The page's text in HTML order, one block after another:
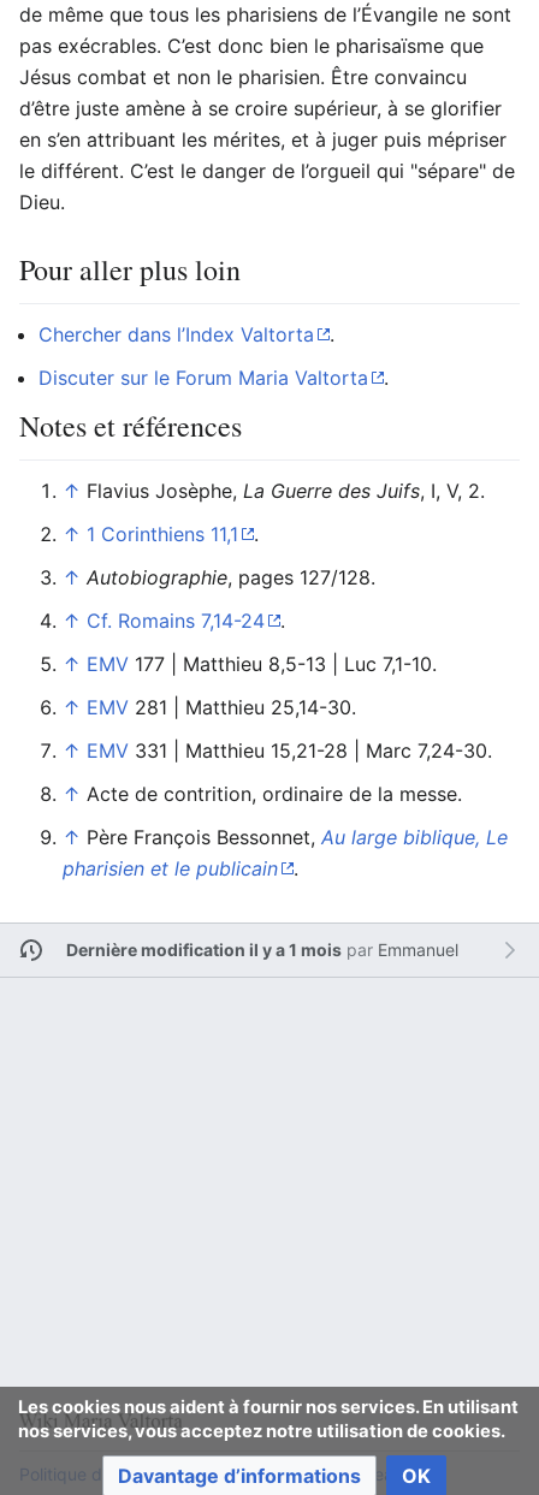
de même que tous les pharisiens de l’Évangile ne sont
pas exécrables. C’est donc bien le pharisaïsme que
Jésus combat et non le pharisien. Être convaincu
d’être juste amène à se croire supérieur, à se glorifier
en s’en attribuant les mérites, et à juger puis mépriser
le différent. C’est le danger de l’orgueil qui "sépare" de
Dieu.
Pour aller plus loin
Chercher dans l’Index Valtorta
.
Discuter sur le Forum Maria Valtorta
.
Notes et références
↑ Flavius Josèphe, La Guerre des Juifs, I, V, 2.
↑ 1 Corinthiens 11,1
.
↑ Autobiographie, pages 127/128.
↑ Cf. Romains 7,14-24
.
↑ EMV 177 | Matthieu 8,5-13 | Luc 7,1-10.
↑ EMV 281 | Matthieu 25,14-30.
↑ EMV 331 | Matthieu 15,21-28 | Marc 7,24-30.
↑ Acte de contrition, ordinaire de la messe.
↑ Père François Bessonnet, Au large biblique, Le
pharisien et le publicain
.
Dernière modification il y a 1 moispar Emmanuel
Les cookies nous aident à fournir nos services. En utilisant
nos services, vous acceptez notre utilisation de cookies.
Davantage d’informations OK
Politique de confidentialité Version de bureau